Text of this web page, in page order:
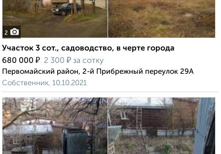
2
Участок 3 сот., садоводство, в черте города
680 000 ₽ 2 300 ₽ за сотку
Первомайский район, 2-й Прибрежный переулок 29А
Собственник, 10.10.2021